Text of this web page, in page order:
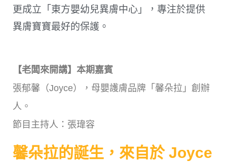
更成立「東方嬰幼兒異膚中心」，專注於提供
異膚寶寶最好的保護。
【老闆來開講】本期嘉賓
張郁馨（Joyce），母嬰護膚品牌「馨朵拉」創辦
人。
節目主持人：張瑋容
馨朵拉的誕生，來自於 Joyce